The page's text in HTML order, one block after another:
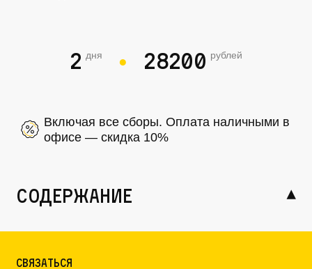
2 дня ● 28200 рублей
Включая все сборы. Оплата наличными в
офисе — скидка 10%
содержание
Связаться